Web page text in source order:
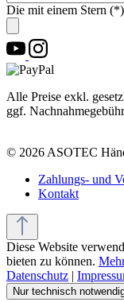
Die mit einem Stern
Alle Preise exkl.
ggf.
© 2026 ASOTEC
Zahlungs- und
Kontakt
Diese Website
bieten zu können.
Datenschutz |
Nur technisch